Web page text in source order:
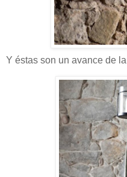
Y éstas son un avance de la